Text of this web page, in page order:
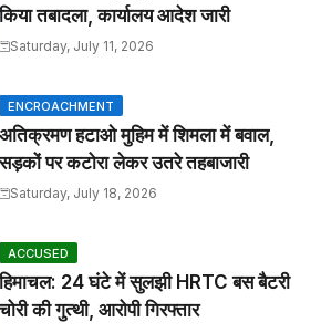
किया तबादला, कार्यालय आदेश जारी
Saturday, July 11, 2026
ENCROACHMENT
अतिक्रमण हटाओ मुहिम में शिमला में बवाल,
सड़कों पर कटोरा लेकर उतरे तहबाजारी
Saturday, July 18, 2026
ACCUSED
हिमाचल: 24 घंटे में सुलझी HRTC बस बैटरी
चोरी की गुत्थी, आरोपी गिरफ्तार